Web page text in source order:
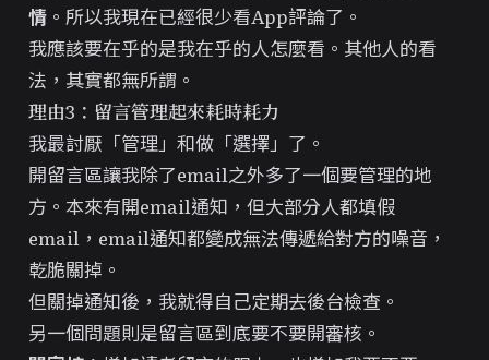
情。所以我現在已經很少看App評論了。
我應該要在乎的是我在乎的人怎麼看。其他人的看
法，其實都無所謂。
理由3：留言管理起來耗時耗力
我最討厭「管理」和做「選擇」了。
開留言區讓我除了email之外多了一個要管理的地
方。本來有開email通知，但大部分人都填假
email，email通知都變成無法傳遞給對方的噪音，
乾脆關掉。
但關掉通知後，我就得自己定期去後台檢查。
另一個問題則是留言區到底要不要開審核。